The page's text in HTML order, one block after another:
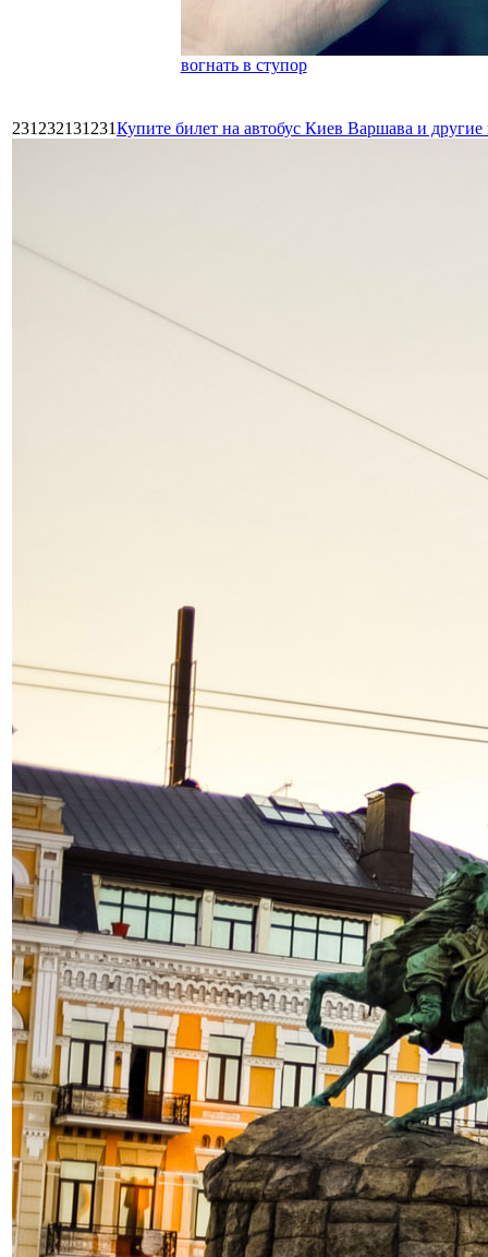
вогнать в ступор
231232131231Купите билет на автобус Киев Варшава и